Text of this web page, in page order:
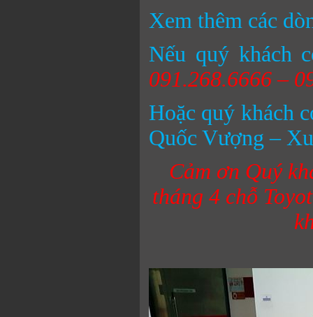
Xem thêm các
Nếu quý khách
091.268.6666 –
Hoặc quý khách
Quốc Vượng –
Cảm ơn Quý
tháng 4 chỗ